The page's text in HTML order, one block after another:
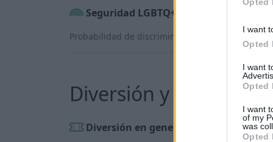
I want
Opted
I want
Opted
I want
of my
was
Opted
Seguridad LGBTQ+
Probabilidad de discriminación contra personas
Diversión y servicios
Diversión en general